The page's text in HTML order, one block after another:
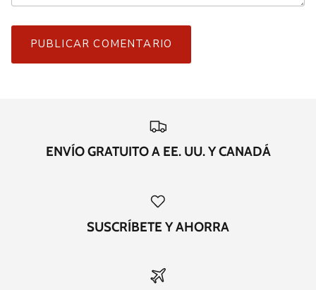
PUBLICAR COMENTARIO
ENVÍO GRATUITO A EE. UU. Y CANADÁ
SUSCRÍBETE Y AHORRA